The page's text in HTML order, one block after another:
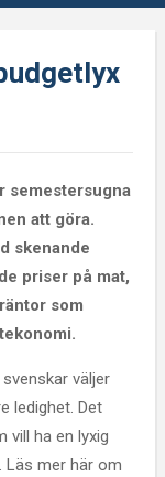
semestersugna
att göra.
skenande
priser på mat,
som
väljer
ledighet. Det
vill ha en lyxig
Läs mer här om